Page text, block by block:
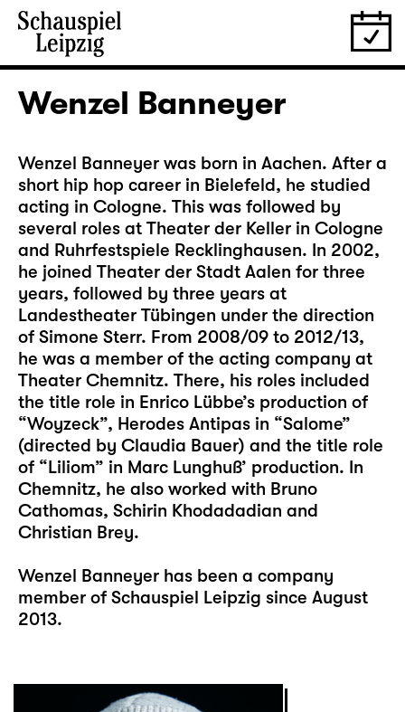
Wenzel Banneyer
Wenzel Banneyer was born in Aachen. After a
short hip hop career in Bielefeld, he studied
acting in Cologne. This was followed by
several roles at Theater der Keller in Cologne
and Ruhrfestspiele Recklinghausen. In 2002,
he joined Theater der Stadt Aalen for three
years, followed by three years at
Landestheater Tübingen under the direction
of Simone Sterr. From 2008/09 to 2012/13,
he was a member of the acting company at
Theater Chemnitz. There, his roles included
the title role in Enrico Lübbe’s production of
“Woyzeck”, Herodes Antipas in “Salome”
(directed by Claudia Bauer) and the title role
of “Liliom” in Marc Lunghuß’ production. In
Chemnitz, he also worked with Bruno
Cathomas, Schirin Khodadadian and
Christian Brey.
Wenzel Banneyer has been a company
member of Schauspiel Leipzig since August
2013.